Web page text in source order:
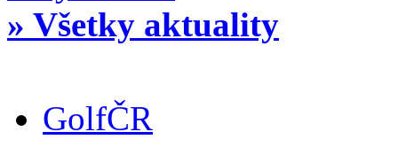
» Všetky aktuality
GolfČR